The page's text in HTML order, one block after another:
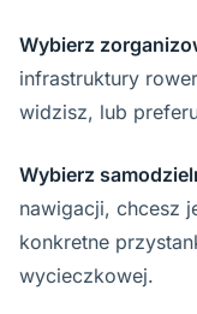
Wybierz
infrastruktury
widzisz, lub
Wybierz
nawigacji, chcesz
konkretne
wycieczkowej.